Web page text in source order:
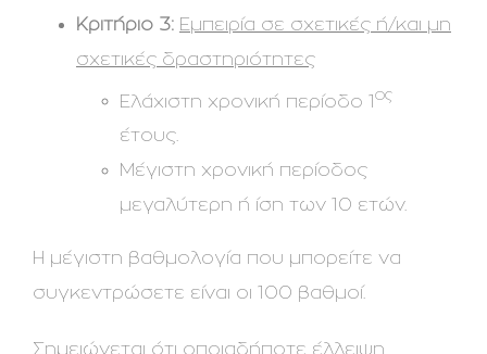
Κριτήριο 3: Εμπειρία σε σχετικές ή/και μη
σχετικές δραστηριότητες
Ελάχιστη χρονική περίοδο 1ος
έτους.
Μέγιστη χρονική περίοδος
μεγαλύτερη ή ίση των 10 ετών.
Η μέγιστη βαθμολογία που μπορείτε να
συγκεντρώσετε είναι οι 100 βαθμοί.
Σημειώνεται ότι οποιαδήποτε έλλειψη